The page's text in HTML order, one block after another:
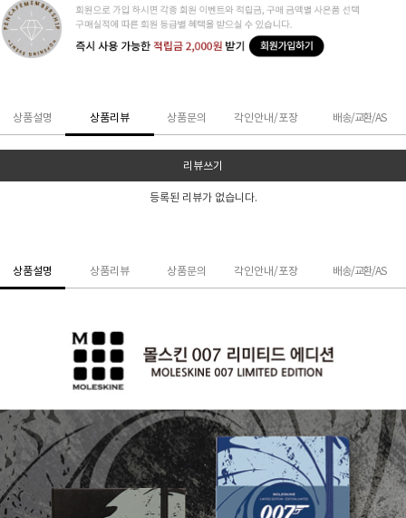
상품설명 상품리뷰 상품문의 각인안내/포장 배송/교환/AS
리뷰쓰기
등록된 리뷰가 없습니다.
상품설명 상품리뷰 상품문의 각인안내/포장 배송/교환/AS